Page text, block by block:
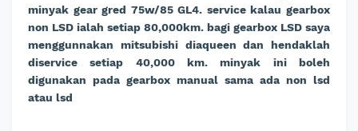
minyak gear gred 75w/85 GL4. service kalau gearbox
non LSD ialah setiap 80,000km. bagi gearbox LSD saya
menggunnakan mitsubishi diaqueen dan hendaklah
diservice setiap 40,000 km. minyak ini boleh
digunakan pada gearbox manual sama ada non lsd
atau lsd